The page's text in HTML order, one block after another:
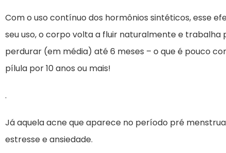
Com o uso contínuo dos hormônios sintéticos, esse
seu uso, o corpo volta a fluir naturalmente e trabalha
perdurar (em média) até 6 meses – o que é pouco
pílula por 10 anos ou mais!
.
Já aquela acne que aparece no período pré
estresse e ansiedade.